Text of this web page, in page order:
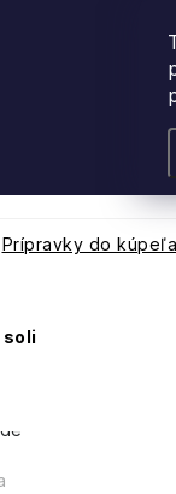
Prípravky do kúpeľa
soli